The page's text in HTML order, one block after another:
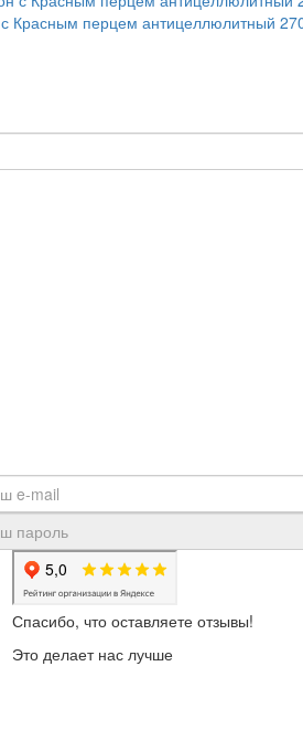
Красным перцем антицеллюлитный
Спасибо, что оставляете отзывы!
Это делает нас лучше